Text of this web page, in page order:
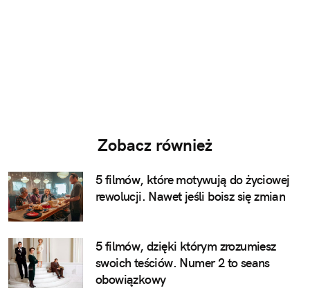
Zobacz również
5 filmów, które motywują do życiowej
rewolucji. Nawet jeśli boisz się zmian
5 filmów, dzięki którym zrozumiesz
swoich teściów. Numer 2 to seans
obowiązkowy